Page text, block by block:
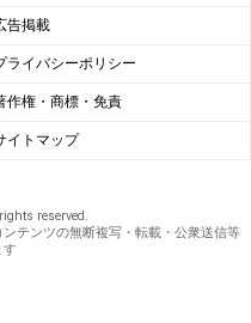
告掲載
ライバシーポリシー
作権・商標・免責
イトマップ
reserved.
テンツの無断複写・転載・公衆送信等
す